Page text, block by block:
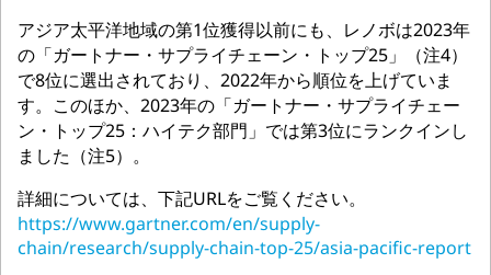
アジア太平洋地域の第1位獲得以前にも、レノボは2023年
の「ガートナー・サプライチェーン・トップ25」（注4）
で8位に選出されており、2022年から順位を上げていま
す。このほか、2023年の「ガートナー・サプライチェー
ン・トップ25：ハイテク部門」では第3位にランクインし
ました（注5）。
詳細については、下記URLをご覧ください。
https://www.gartner.com/en/supply-
chain/research/supply-chain-top-25/asia-pacific-report